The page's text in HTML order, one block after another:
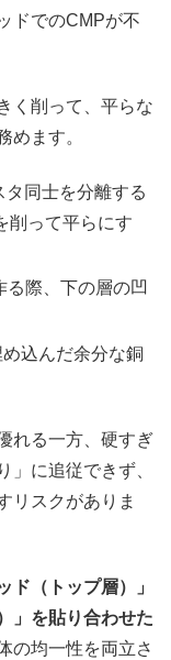
ドでのCMPが不
く削って、平らな
めます。
タ同士を分離する
削って平らにす
る際、下の層の凹
込んだ余分な銅
れる一方、硬すぎ
」に追従できず、
リスクがありま
ド（トップ層）」
」を貼り合わせた
の均一性を両立さ